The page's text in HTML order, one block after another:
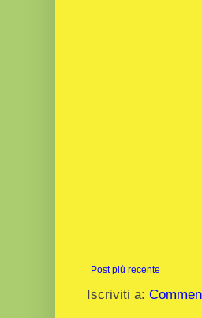
Post più recente
Iscriviti a: